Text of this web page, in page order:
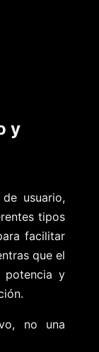
y
usuario,
tipos
facilitar
que el
potencia y
no una